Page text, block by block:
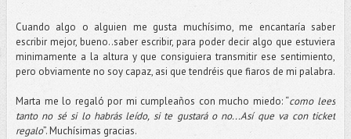
Cuando algo o alguien me gusta muchísimo, me encantaría saber
escribir mejor, bueno..saber escribir, para poder decir algo que estuviera
minimamente a la altura y que consiguiera transmitir ese sentimiento,
pero obviamente no soy capaz, asi que tendréis que fiaros de mi palabra.
Marta me lo regaló por mi cumpleaños con mucho miedo: “como lees
tanto no sé si lo habrás leído, si te gustará o no...Así que va con ticket
regalo”. Muchísimas gracias.